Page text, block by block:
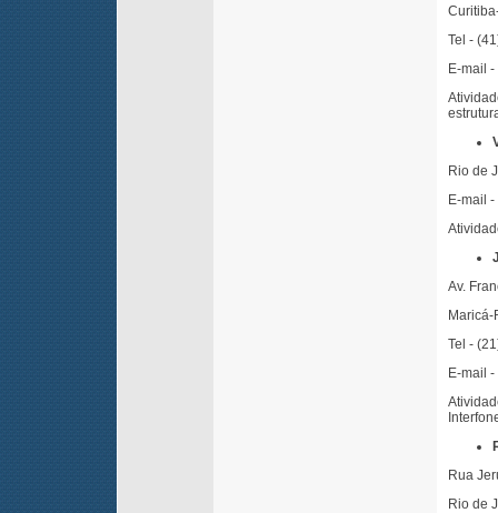
Tel -
E-mail -
Rio de
E-mail -
Av.
Maricá-
Tel -
E-mail -
Rua
Rio de